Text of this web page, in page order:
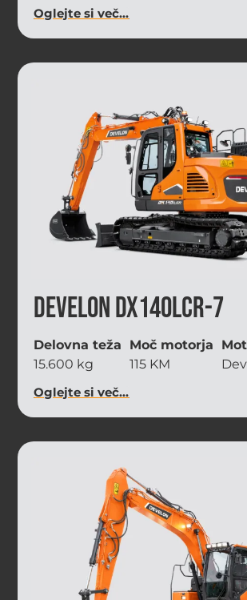
Oglejte si več...
Develon DX140LCR-7
Delovna teža
15.600 kg
Moč motorja
115 KM
Oglejte si več...